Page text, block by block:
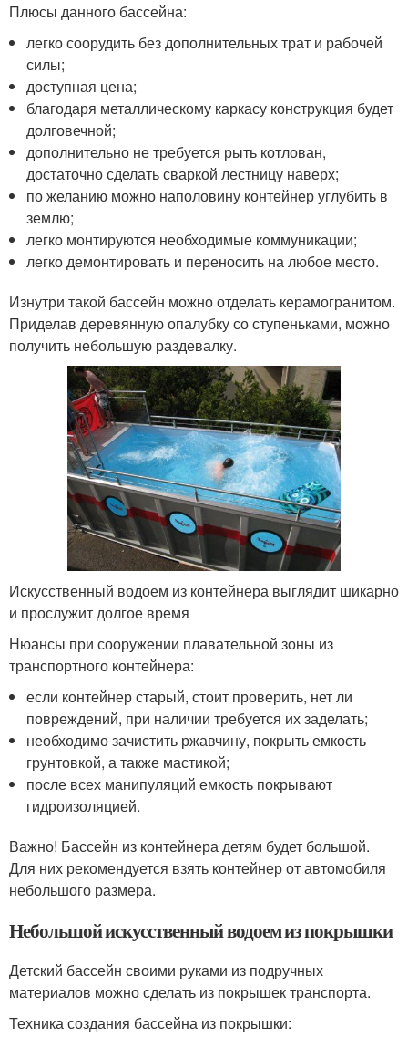
Плюсы данного бассейна:
легко соорудить без дополнительных трат и рабочей
силы;
доступная цена;
благодаря металлическому каркасу конструкция будет
долговечной;
дополнительно не требуется рыть котлован,
достаточно сделать сваркой лестницу наверх;
по желанию можно наполовину контейнер углубить в
землю;
легко монтируются необходимые коммуникации;
легко демонтировать и переносить на любое место.
Изнутри такой бассейн можно отделать керамогранитом.
Приделав деревянную опалубку со ступеньками, можно
получить небольшую раздевалку.
Искусственный водоем из контейнера выглядит шикарно
и прослужит долгое время
Нюансы при сооружении плавательной зоны из
транспортного контейнера:
если контейнер старый, стоит проверить, нет ли
повреждений, при наличии требуется их заделать;
необходимо зачистить ржавчину, покрыть емкость
грунтовкой, а также мастикой;
после всех манипуляций емкость покрывают
гидроизоляцией.
Важно! Бассейн из контейнера детям будет большой.
Для них рекомендуется взять контейнер от автомобиля
небольшого размера.
Небольшой искусственный водоем из покрышки
Детский бассейн своими руками из подручных
материалов можно сделать из покрышек транспорта.
Техника создания бассейна из покрышки: